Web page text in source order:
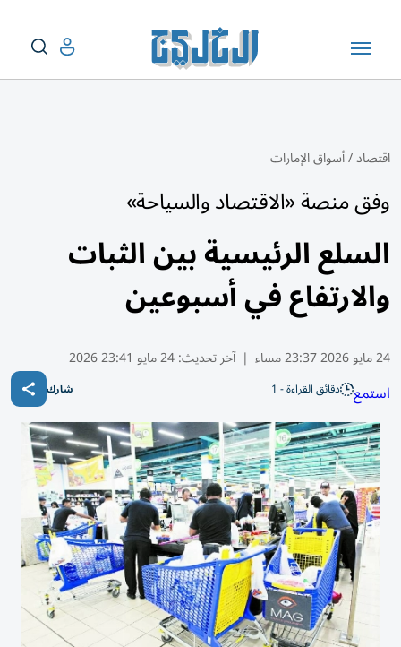
اقتصاد/أسواق الإمارات
وفق منصة «الاقتصاد والسياحة»
السلع الرئيسية بين الثبات
والارتفاع في أسبوعين
24 مايو 2026 23:37 مساء | آخر تحديث:24 مايو 23:41 2026
استمع دقائق القراءة - 1 شارك